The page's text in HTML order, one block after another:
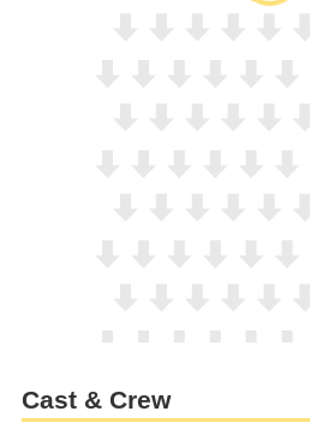
Cast & Crew